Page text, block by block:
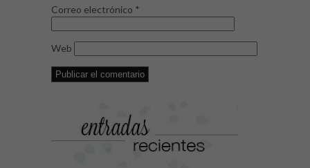
Correo electrónico *
Web